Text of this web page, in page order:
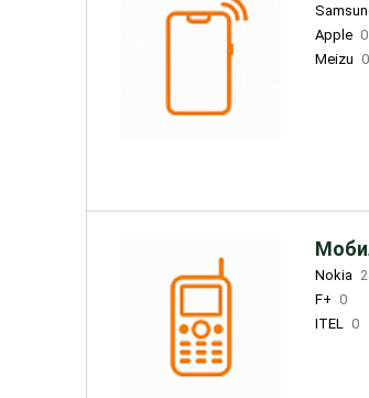
Apple 0
Meizu 0
Nokia
F+ 0
ITEL 0